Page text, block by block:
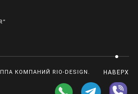
КОМПАНИЙ RIO-DESIGN. НАВЕРХ